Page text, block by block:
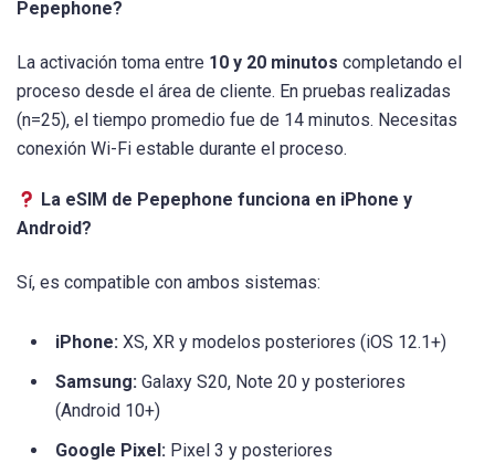
Pepephone?
La activación toma entre 10 y 20 minutos completando el
proceso desde el área de cliente. En pruebas realizadas
(n=25), el tiempo promedio fue de 14 minutos. Necesitas
conexión Wi-Fi estable durante el proceso.
La eSIM de Pepephone funciona en iPhone y
Android?
Sí, es compatible con ambos sistemas:
iPhone: XS, XR y modelos posteriores (iOS 12.1+)
Samsung: Galaxy S20, Note 20 y posteriores
(Android 10+)
Google Pixel: Pixel 3 y posteriores